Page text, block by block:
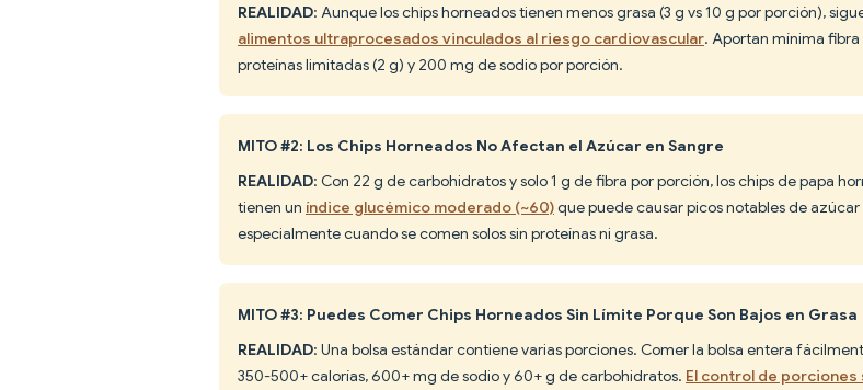
REALIDAD: Aunque los chips horneados tienen menos grasa (3 g vs 10 g por porción),
alimentos ultraprocesados vinculados al riesgo cardiovascular. Aportan mínima fibra
proteínas limitadas (2 g) y 200 mg de sodio por porción.
MITO #2: Los Chips Horneados No Afectan el Azúcar en Sangre
REALIDAD: Con 22 g de carbohidratos y solo 1 g de fibra por porción, los chips de papa
tienen un índice glucémico moderado (~60)que puede causar picos notables de azúcar
especialmente cuando se comen solos sin proteínas ni grasa.
MITO #3: Puedes Comer Chips Horneados Sin Límite Porque Son Bajos en Grasa
REALIDAD: Una bolsa estándar contiene varias porciones. Comer la bolsa entera
350-500+ calorías, 600+ mg de sodio y 60+ g de carbohidratos. El control de porciones